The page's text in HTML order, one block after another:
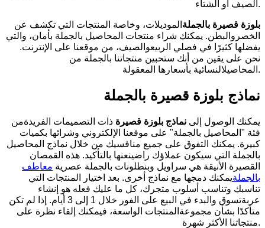
الصيف أو الشتاء.
بلوزة قصيرة بالجملة الموديلات، وخاصة المنتجات التي تكشف عن
الخصروالبطن. يمكنك شراء منتجات المحاصيل بالجملة بأمان، والتي
يفضلها كثيرًا في فصلي الربيعوالصيف، من موقعنا على الإنترنت.
نحن على يقين من أنك ستحبين منتجاتنا بالجملة من
المحاصيلالنسائية بأسعارها المعقولة.
نماذج بلوزة قصيرة بالجملة
يمكنك الوصول إلى نماذج بلوزة قصيرة ذات التصميمات الفريدةمن
فئة "المحاصيل بالجملة" على موقعنا الإلكتروني وشرائها بكميات
كبيرة. يمكنك التفوق على جميع منافسيك من خلال نماذج المحاصيل
بالجملة التي سيكون عملاؤك راضينعنها بالتأكيد. هذه القمصان
القصيرة الأنيقة هي سراويل وبنطلونات بالجملة عصرية معاطف
بالجملةيمكنك دمجها مع نماذج أخرى. بعد اختيار المنتجات التي
تناسبك وتناسب أسلوب متجرك، كل ما عليك فعله هو إنشاء
عربةتسوق والبدء في البيع على الفور خلال 1 إلى 3 أيام. إذا لم تكن
متأكدًا بشأن مجموعةالمنتجات الواسعة، فيمكنك إلقاء نظرة على
منتجاتنا الأكثر شهرة.